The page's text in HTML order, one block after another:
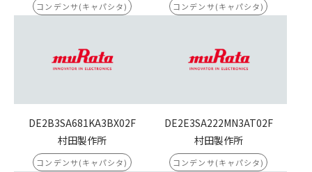
コンデンサ(キャパシタ) コンデンサ(キャパシタ)
DE2B3SA681KA3BX02F
村田製作所
コンデンサ(キャパシタ)
DE2E3SA222MN3AT02F
村田製作所
コンデンサ(キャパシタ)